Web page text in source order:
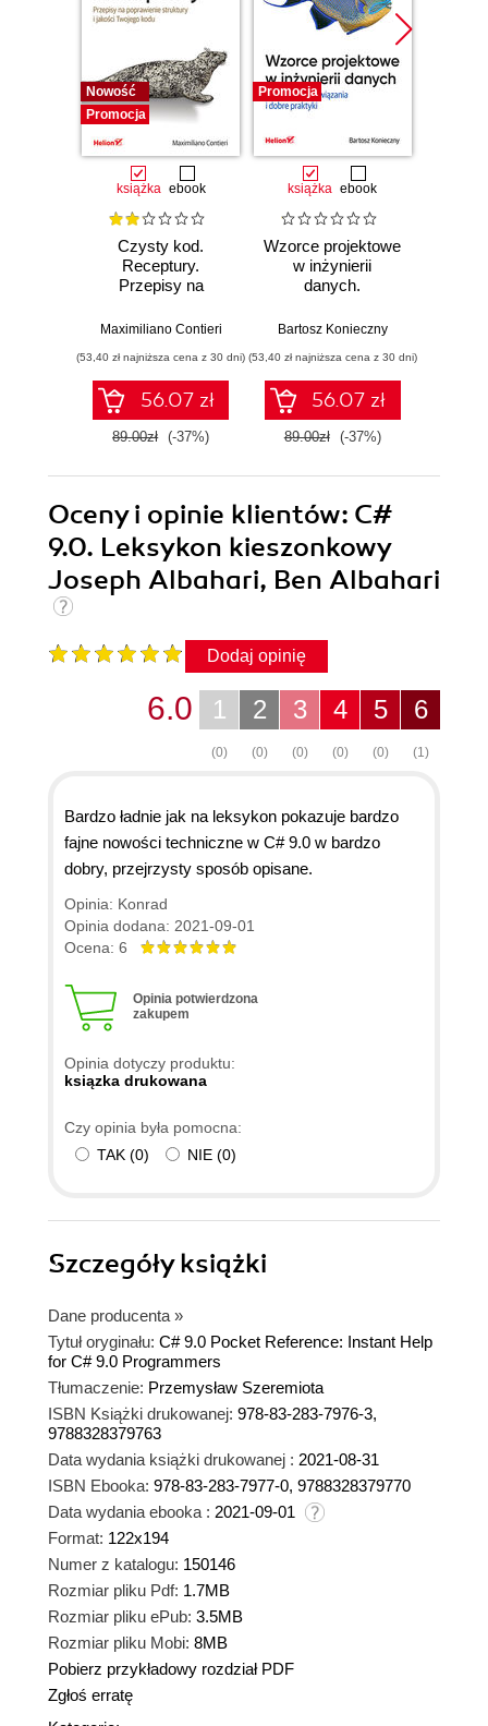
Nowość
Promocja
książka ebook
Czysty kod.
Receptury.
Przepisy na
struktury i jakości
Maximiliano Contieri
(53,40 zł najniższa cena z 30 dni)
56.07 zł
89.00zł (-37%)
Promocja
książka ebook
Wzorce projektowe
w inżynierii
danych.
rozwiązania i dobre
Bartosz Konieczny
(53,40 zł najniższa cena z 30 dni)
56.07 zł
89.00zł (-37%)
Oceny i opinie klientów: C#
9.0. Leksykon kieszonkowy
Joseph Albahari, Ben Albahari
Dodaj opinię
6
(1)
5
(0)
4
(0)
3
(0)
2
(0)
1
(0)
6.0
Bardzo ładnie jak na leksykon pokazuje bardzo
fajne nowości techniczne w C# 9.0 w bardzo
dobry, przejrzysty sposób opisane.
Opinia: Konrad
Opinia dodana: 2021-09-01
Ocena: 6
Opinia potwierdzona
zakupem
Opinia dotyczy produktu:
ksiązka drukowana
Czy opinia była pomocna:
TAK (0) NIE (0)
Szczegółyksiążki
Dane producenta »
Tytuł oryginału: C# 9.0 Pocket Reference: Instant Help
for C# 9.0 Programmers
Tłumaczenie: Przemysław Szeremiota
ISBN Książki drukowanej: 978-83-283-7976-3,
9788328379763
Data wydania książki drukowanej : 2021-08-31
ISBN Ebooka: 978-83-283-7977-0, 9788328379770
Data wydania ebooka : 2021-09-01
Format: 122x194
Numer z katalogu: 150146
Rozmiar pliku Pdf: 1.7MB
Rozmiar pliku ePub: 3.5MB
Rozmiar pliku Mobi: 8MB
Pobierz przykładowy rozdział PDF
Zgłoś erratę